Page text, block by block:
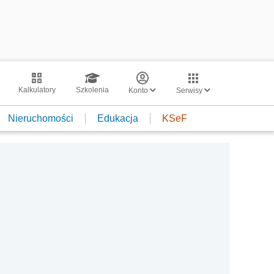
Kalkulatory Szkolenia Konto Serwisy
Nieruchomości Edukacja KSeF